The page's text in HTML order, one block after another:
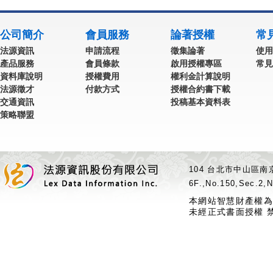
公司簡介
法源資訊
產品服務
資料庫說明
法源徵才
交通資訊
策略聯盟
會員服務
申請流程
會員條款
授權費用
付款方式
論著授權
徵集論著
啟用授權專區
權利金計算說明
授權合約書下載
投稿基本資料表
常
使
常
104 台北市中山區
本網站智慧財產權
未經正式書面授權